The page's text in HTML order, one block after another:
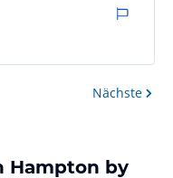
Nächste
Hampton by